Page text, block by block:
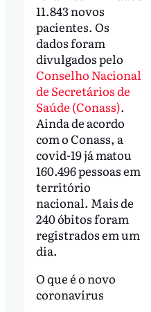
11.843 novos
pacientes. Os
dados foram
divulgados pelo
Conselho Nacional
de Secretários de
Saúde (Conass).
Ainda de acordo
com o Conass, a
covid-19 já matou
160.496 pessoas em
território
nacional. Mais de
240 óbitos foram
registrados em um
dia.
O que é o novo
coronavírus